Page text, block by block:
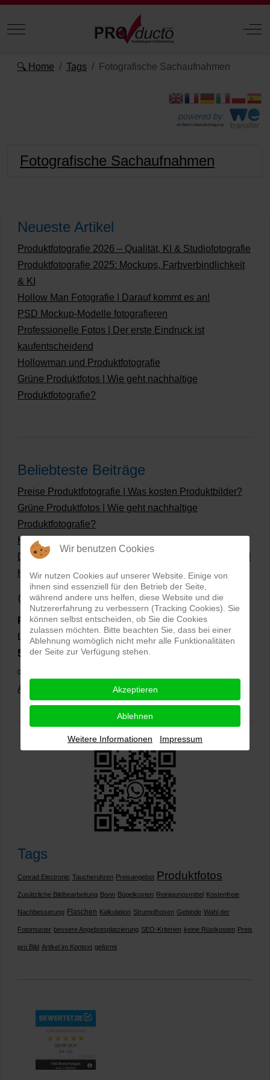
Mobile Menu Toggle Off-
🔍 Home Tags Fotografische Sachaufnahmen
powered by:
einfache Datenübertragung
Fotografische Sachaufnahmen
Neueste Artikel
Produktfotografie 2026 – Qualität, KI & Studiofotografie
Produktfotografie 2025: Mockups, Farbverbindlichkeit
& KI
Hollow Man Fotografie | Darauf kommt es an!
PSD Mockup-Modelle fotografieren
Professionelle Fotos | Der erste Eindruck ist
kaufentscheidend
Hollowman und Produktfotografie
Grüne Produktfotos | Wie geht nachhaltige
Produktfotografie?
Beliebteste Beiträge
Preise Produktfotografie | Was kosten Produktbilder?
Grüne Produktfotos | Wie geht nachhaltige
Produktfotografie?
Hollow Man Fotografie | Darauf kommt es an!
Dateiformate und Bilder mit transparentem Hintergrund
Hollowman und Produktfotografie
Google Rezensionen
PRO-ducto GmbH, Fotografie und Bildbearbeitung in
Lichtenau
5,0⭐⭐⭐⭐⭐bei144 Google-Rezensionen
02.01.2026)
Alle Rezensionen ansehen|Bewertung abgeben
Tags
Conrad Electronic Taucheruhren Preisangebot Produktfotos
Zusätzliche Bildbearbeitung Bonn Bügelkosten Reinigungsmittel Kostenfreie
Nachbesserung Flaschen Kalkulation Strumpfhosen Gebinde Wahl der
Fotomuster bessere Angebotsplatzierung SEO-Kriterien keine Rüstkosten Preis
pro Bild Artikel im Kontext geformt
Wir benutzen Cookies
Wir nutzen Cookies auf unserer Website. Einige von
ihnen sind essenziell für den Betrieb der Seite,
während andere uns helfen, diese Website und die
Nutzererfahrung zu verbessern (Tracking Cookies). Sie
können selbst entscheiden, ob Sie die Cookies
zulassen möchten. Bitte beachten Sie, dass bei einer
Ablehnung womöglich nicht mehr alle Funktionalitäten
der Seite zur Verfügung stehen.
Akzeptieren
Ablehnen
Weitere Informationen Impressum